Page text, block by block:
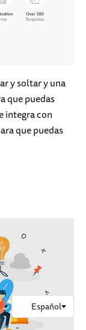
y soltar y una
que puedas
integra con
que puedas